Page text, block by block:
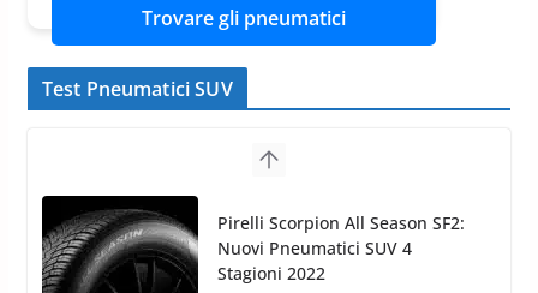
Trovare gli pneumatici
Test Pneumatici SUV
Nokian WR SUV 3: il 1°
pneumatico invernale al mondo
di classe A